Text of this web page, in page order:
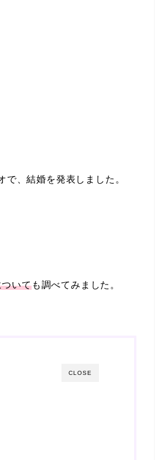
、結婚を発表しました。
いても調べてみました。
CLOSE